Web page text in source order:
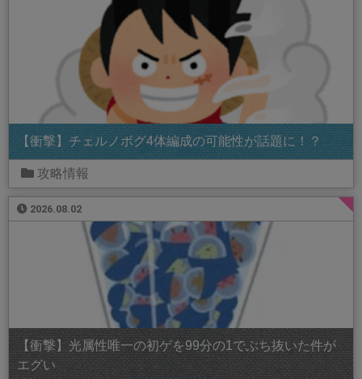
【衝撃】チェルノボグ4体編成の可能性が話題に！？
攻略情報
2026.08.02
【衝撃】光属性唯一の初ゲを99分の1でぶち抜いた件が
エグい